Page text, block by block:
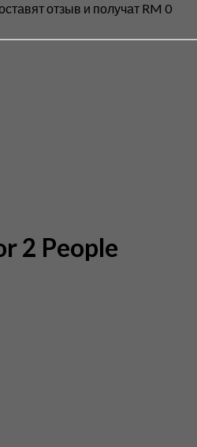
отзыв и получат RM 0
2 People